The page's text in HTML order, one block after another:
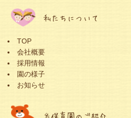
私たちについて
TOP
会社概要
採用情報
園の様子
お知らせ
各保育園のご紹介